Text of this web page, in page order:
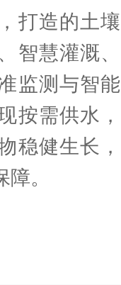
打造的土
智慧灌溉
监测与智
按需供水
稳健生长
。